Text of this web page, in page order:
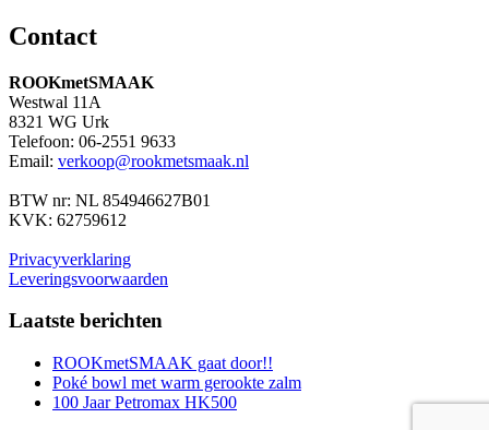
Contact
ROOKmetSMAAK
Westwal 11A
8321 WG Urk
Telefoon: 06-2551 9633
Email: verkoop@rookmetsmaak.nl
BTW nr: NL 854946627B01
KVK: 62759612
Privacyverklaring
Leveringsvoorwaarden
Laatste berichten
ROOKmetSMAAK gaat door!!
Poké bowl met warm gerookte zalm
100 Jaar Petromax HK500